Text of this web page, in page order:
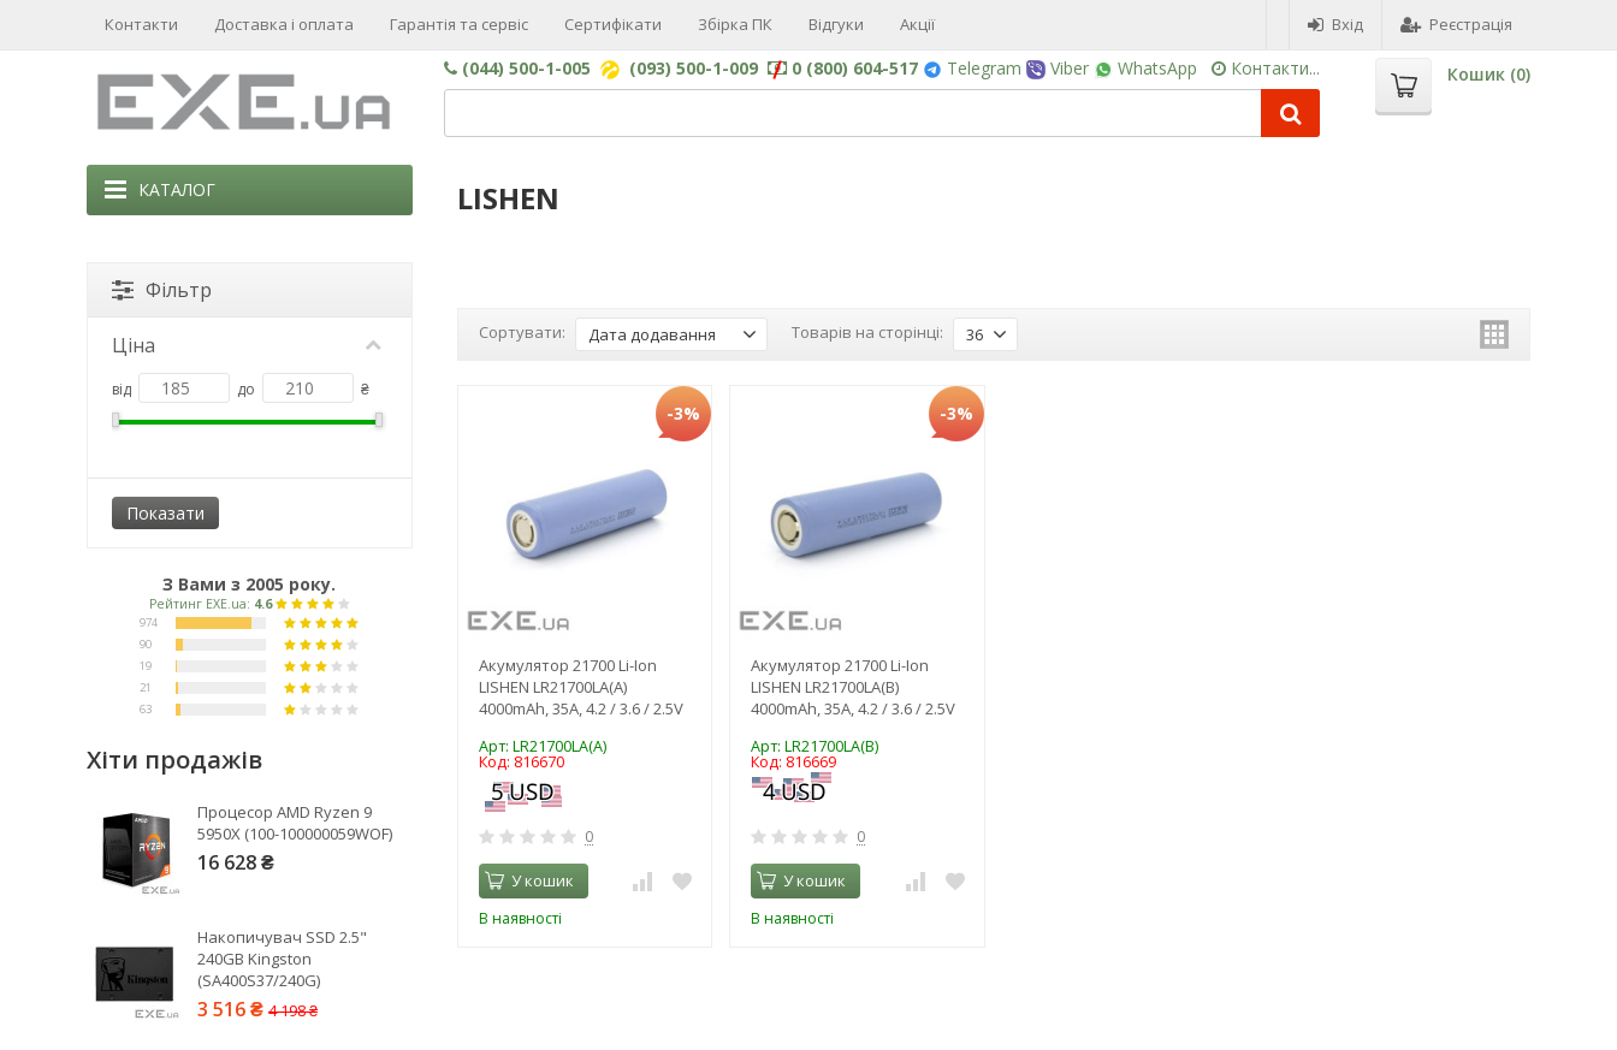
Контакти Доставка і оплата Гарантія та сервіс Сертифікати Збірка ПК Відгуки Акції Вхід Реєстрація
(044) 500-1-005 (093) 500-1-009 0 (800) 604-517 Telegram Viber WhatsApp Контакти... Кошик (0)
КАТАЛОГ LISHEN
Сортувати: Дата додавання Товарів на сторінці: 36
-3%
Акумулятор 21700 Li-Ion
LISHEN LR21700LA(A)
4000mAh, 35A, 4.2 / 3.6 / 2.5V
Арт: LR21700LA(A)
Код: 816670
0
У кошик
В наявності
-3%
Акумулятор 21700 Li-Ion
LISHEN LR21700LA(B)
4000mAh, 35A, 4.2 / 3.6 / 2.5V
Арт: LR21700LA(B)
Код: 816669
0
У кошик
В наявності
Фільтр
Ціна
від до ₴
З Вами з 2005 року.
Рейтинг EXE.ua:4.6
974
90
63
Хіти продажів
Процесор AMD Ryzen 9
5950X (100-100000059WOF)
16 628 ₴
Накопичувач SSD 2.5"
240GB Kingston
(SA400S37/240G)
3 516 ₴ 4 198 ₴